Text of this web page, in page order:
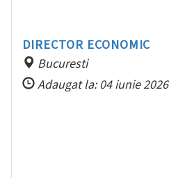
DIRECTOR ECONOMIC
Bucuresti
Adaugat la: 04 iunie 2026